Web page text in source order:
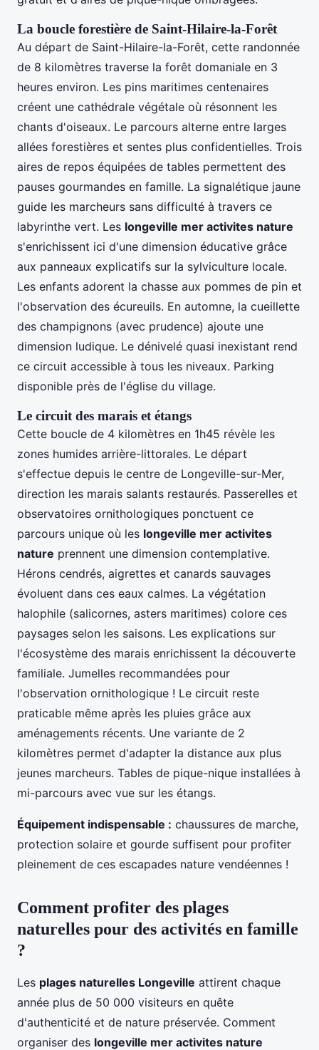
La boucle forestière de Saint-Hilaire-la-Forêt
Au départ de Saint-Hilaire-la-Forêt, cette randonnée
de 8 kilomètres traverse la forêt domaniale en 3
heures environ. Les pins maritimes centenaires
créent une cathédrale végétale où résonnent les
chants d'oiseaux. Le parcours alterne entre larges
allées forestières et sentes plus confidentielles. Trois
aires de repos équipées de tables permettent des
pauses gourmandes en famille. La signalétique jaune
guide les marcheurs sans difficulté à travers ce
labyrinthe vert. Les longeville mer activites nature
s'enrichissent ici d'une dimension éducative grâce
aux panneaux explicatifs sur la sylviculture locale.
Les enfants adorent la chasse aux pommes de pin et
l'observation des écureuils. En automne, la cueillette
des champignons (avec prudence) ajoute une
dimension ludique. Le dénivelé quasi inexistant rend
ce circuit accessible à tous les niveaux. Parking
disponible près de l'église du village.
Le circuit des marais et étangs
Cette boucle de 4 kilomètres en 1h45 révèle les
zones humides arrière-littorales. Le départ
s'effectue depuis le centre de Longeville-sur-Mer,
direction les marais salants restaurés. Passerelles et
observatoires ornithologiques ponctuent ce
parcours unique où les longeville mer activites
nature prennent une dimension contemplative.
Hérons cendrés, aigrettes et canards sauvages
évoluent dans ces eaux calmes. La végétation
halophile (salicornes, asters maritimes) colore ces
paysages selon les saisons. Les explications sur
l'écosystème des marais enrichissent la découverte
familiale. Jumelles recommandées pour
l'observation ornithologique ! Le circuit reste
praticable même après les pluies grâce aux
aménagements récents. Une variante de 2
kilomètres permet d'adapter la distance aux plus
jeunes marcheurs. Tables de pique-nique installées à
mi-parcours avec vue sur les étangs.
Équipement indispensable : chaussures de marche,
protection solaire et gourde suffisent pour profiter
pleinement de ces escapades nature vendéennes !
Comment profiter des plages
naturelles pour des activités en famille
?
Les plages naturelles Longeville attirent chaque
année plus de 50 000 visiteurs en quête
d'authenticité et de nature préservée. Comment
organiser des longeville mer activites nature